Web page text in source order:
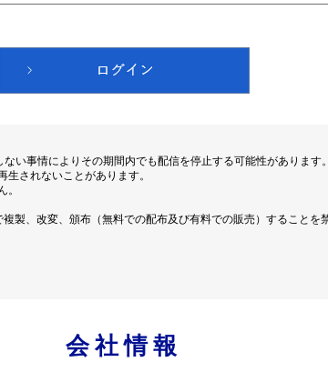
い事情によりその期間内でも配信を停止する可能性があります。
されないことがあります。
。
製、改変、頒布（無料での配布及び有料での販売）することを
会社情報